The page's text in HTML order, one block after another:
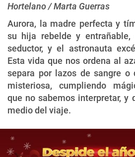
Hortelano / Marta Guerras
Aurora, la madre perfecta y
su hija rebelde y
seductor, y el astronauta
Esta vida que nos ordena al
separa por lazos de sangre o
misteriosa, cumpliendo
que no sabemos interpretar, y
medio del viaje.